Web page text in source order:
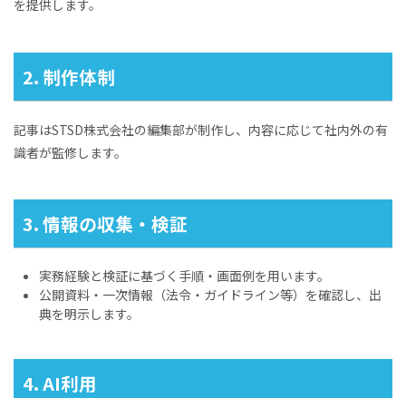
を提供します。
2. 制作体制
記事はSTSD株式会社の編集部が制作し、内容に応じて社内外の有
識者が監修します。
3. 情報の収集・検証
実務経験と検証に基づく手順・画面例を用います。
公開資料・一次情報（法令・ガイドライン等）を確認し、出
典を明示します。
4. AI利用